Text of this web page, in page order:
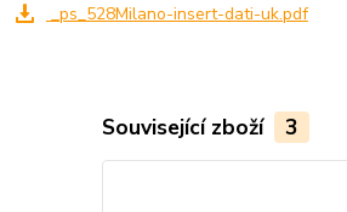
_ps_528Milano-insert-dati-uk.pdf
Související zboží 3